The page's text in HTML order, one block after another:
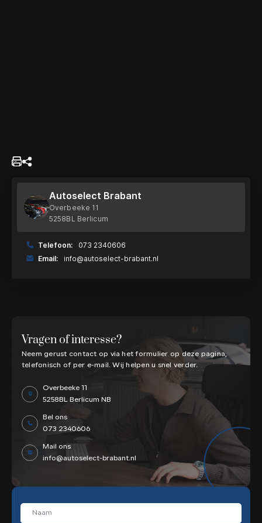
Autoselect Brabant
Overbeeke 11
5258BL Berlicum
Telefoon:
073 2340606
Email:
info@autoselect-brabant.nl
Vragen of interesse?
Neem gerust contact op via het formulier op deze pagina,
telefonisch of per e-mail. Wij helpen u snel verder.
Overbeeke 11
5258BL Berlicum NB
Bel ons
073 2340606
Mail ons
info@autoselect-brabant.nl